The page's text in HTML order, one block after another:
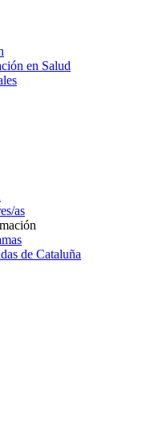
en Salud
as
de Cataluña